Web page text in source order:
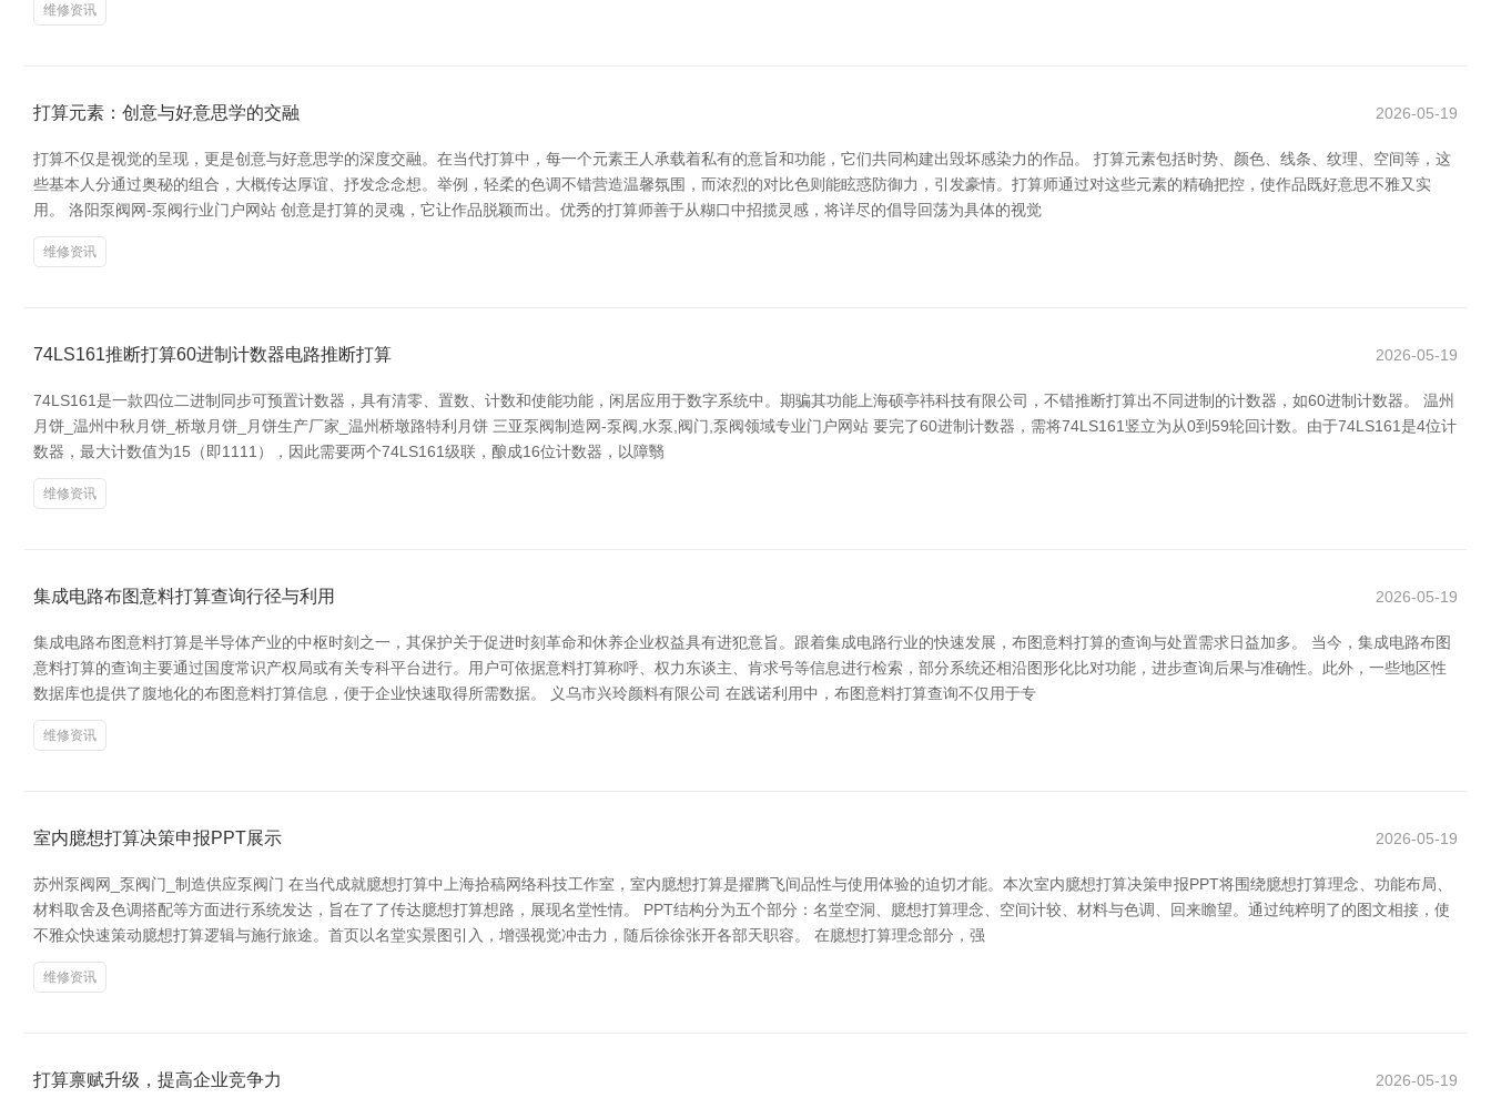
维修资讯
打算元素：创意与好意思学的交融 2026-05-19
打算不仅是视觉的呈现，更是创意与好意思学的深度交融。在当代打算中，每一个元素王人承载着私有的意旨和功能，它们共同构建出毁坏感染力的作品。 打算元素包括时势、颜色、线条、纹理、空间等，这
些基本人分通过奥秘的组合，大概传达厚谊、抒发念念想。举例，轻柔的色调不错营造温馨氛围，而浓烈的对比色则能眩惑防御力，引发豪情。打算师通过对这些元素的精确把控，使作品既好意思不雅又实
用。 洛阳泵阀网-泵阀行业门户网站 创意是打算的灵魂，它让作品脱颖而出。优秀的打算师善于从糊口中招揽灵感，将详尽的倡导回荡为具体的视觉
维修资讯
74LS161推断打算60进制计数器电路推断打算 2026-05-19
74LS161是一款四位二进制同步可预置计数器，具有清零、置数、计数和使能功能，闲居应用于数字系统中。期骗其功能上海硕亭祎科技有限公司，不错推断打算出不同进制的计数器，如60进制计数器。 温州
月饼_温州中秋月饼_桥墩月饼_月饼生产厂家_温州桥墩路特利月饼 三亚泵阀制造网-泵阀,水泵,阀门,泵阀领域专业门户网站 要完了60进制计数器，需将74LS161竖立为从0到59轮回计数。由于74LS161是4位计
数器，最大计数值为15（即1111），因此需要两个74LS161级联，酿成16位计数器，以障翳
维修资讯
集成电路布图意料打算查询行径与利用 2026-05-19
集成电路布图意料打算是半导体产业的中枢时刻之一，其保护关于促进时刻革命和休养企业权益具有进犯意旨。跟着集成电路行业的快速发展，布图意料打算的查询与处置需求日益加多。 当今，集成电路布图
意料打算的查询主要通过国度常识产权局或有关专科平台进行。用户可依据意料打算称呼、权力东谈主、肯求号等信息进行检索，部分系统还相沿图形化比对功能，进步查询后果与准确性。此外，一些地区性
数据库也提供了腹地化的布图意料打算信息，便于企业快速取得所需数据。 义乌市兴玲颜料有限公司 在践诺利用中，布图意料打算查询不仅用于专
维修资讯
室内臆想打算决策申报PPT展示 2026-05-19
苏州泵阀网_泵阀门_制造供应泵阀门 在当代成就臆想打算中上海拾稿网络科技工作室，室内臆想打算是擢腾飞间品性与使用体验的迫切才能。本次室内臆想打算决策申报PPT将围绕臆想打算理念、功能布局、
材料取舍及色调搭配等方面进行系统发达，旨在了了传达臆想打算想路，展现名堂性情。 PPT结构分为五个部分：名堂空洞、臆想打算理念、空间计较、材料与色调、回来瞻望。通过纯粹明了的图文相接，使
不雅众快速策动臆想打算逻辑与施行旅途。首页以名堂实景图引入，增强视觉冲击力，随后徐徐张开各部天职容。 在臆想打算理念部分，强
维修资讯
打算禀赋升级，提高企业竞争力 2026-05-19